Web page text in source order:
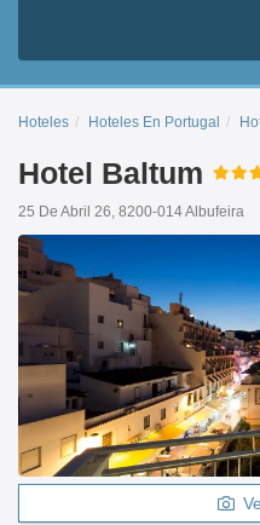
Hoteles Hoteles En Portugal
Hotel Baltum
25 De Abril 26, 8200-014 Albufeira